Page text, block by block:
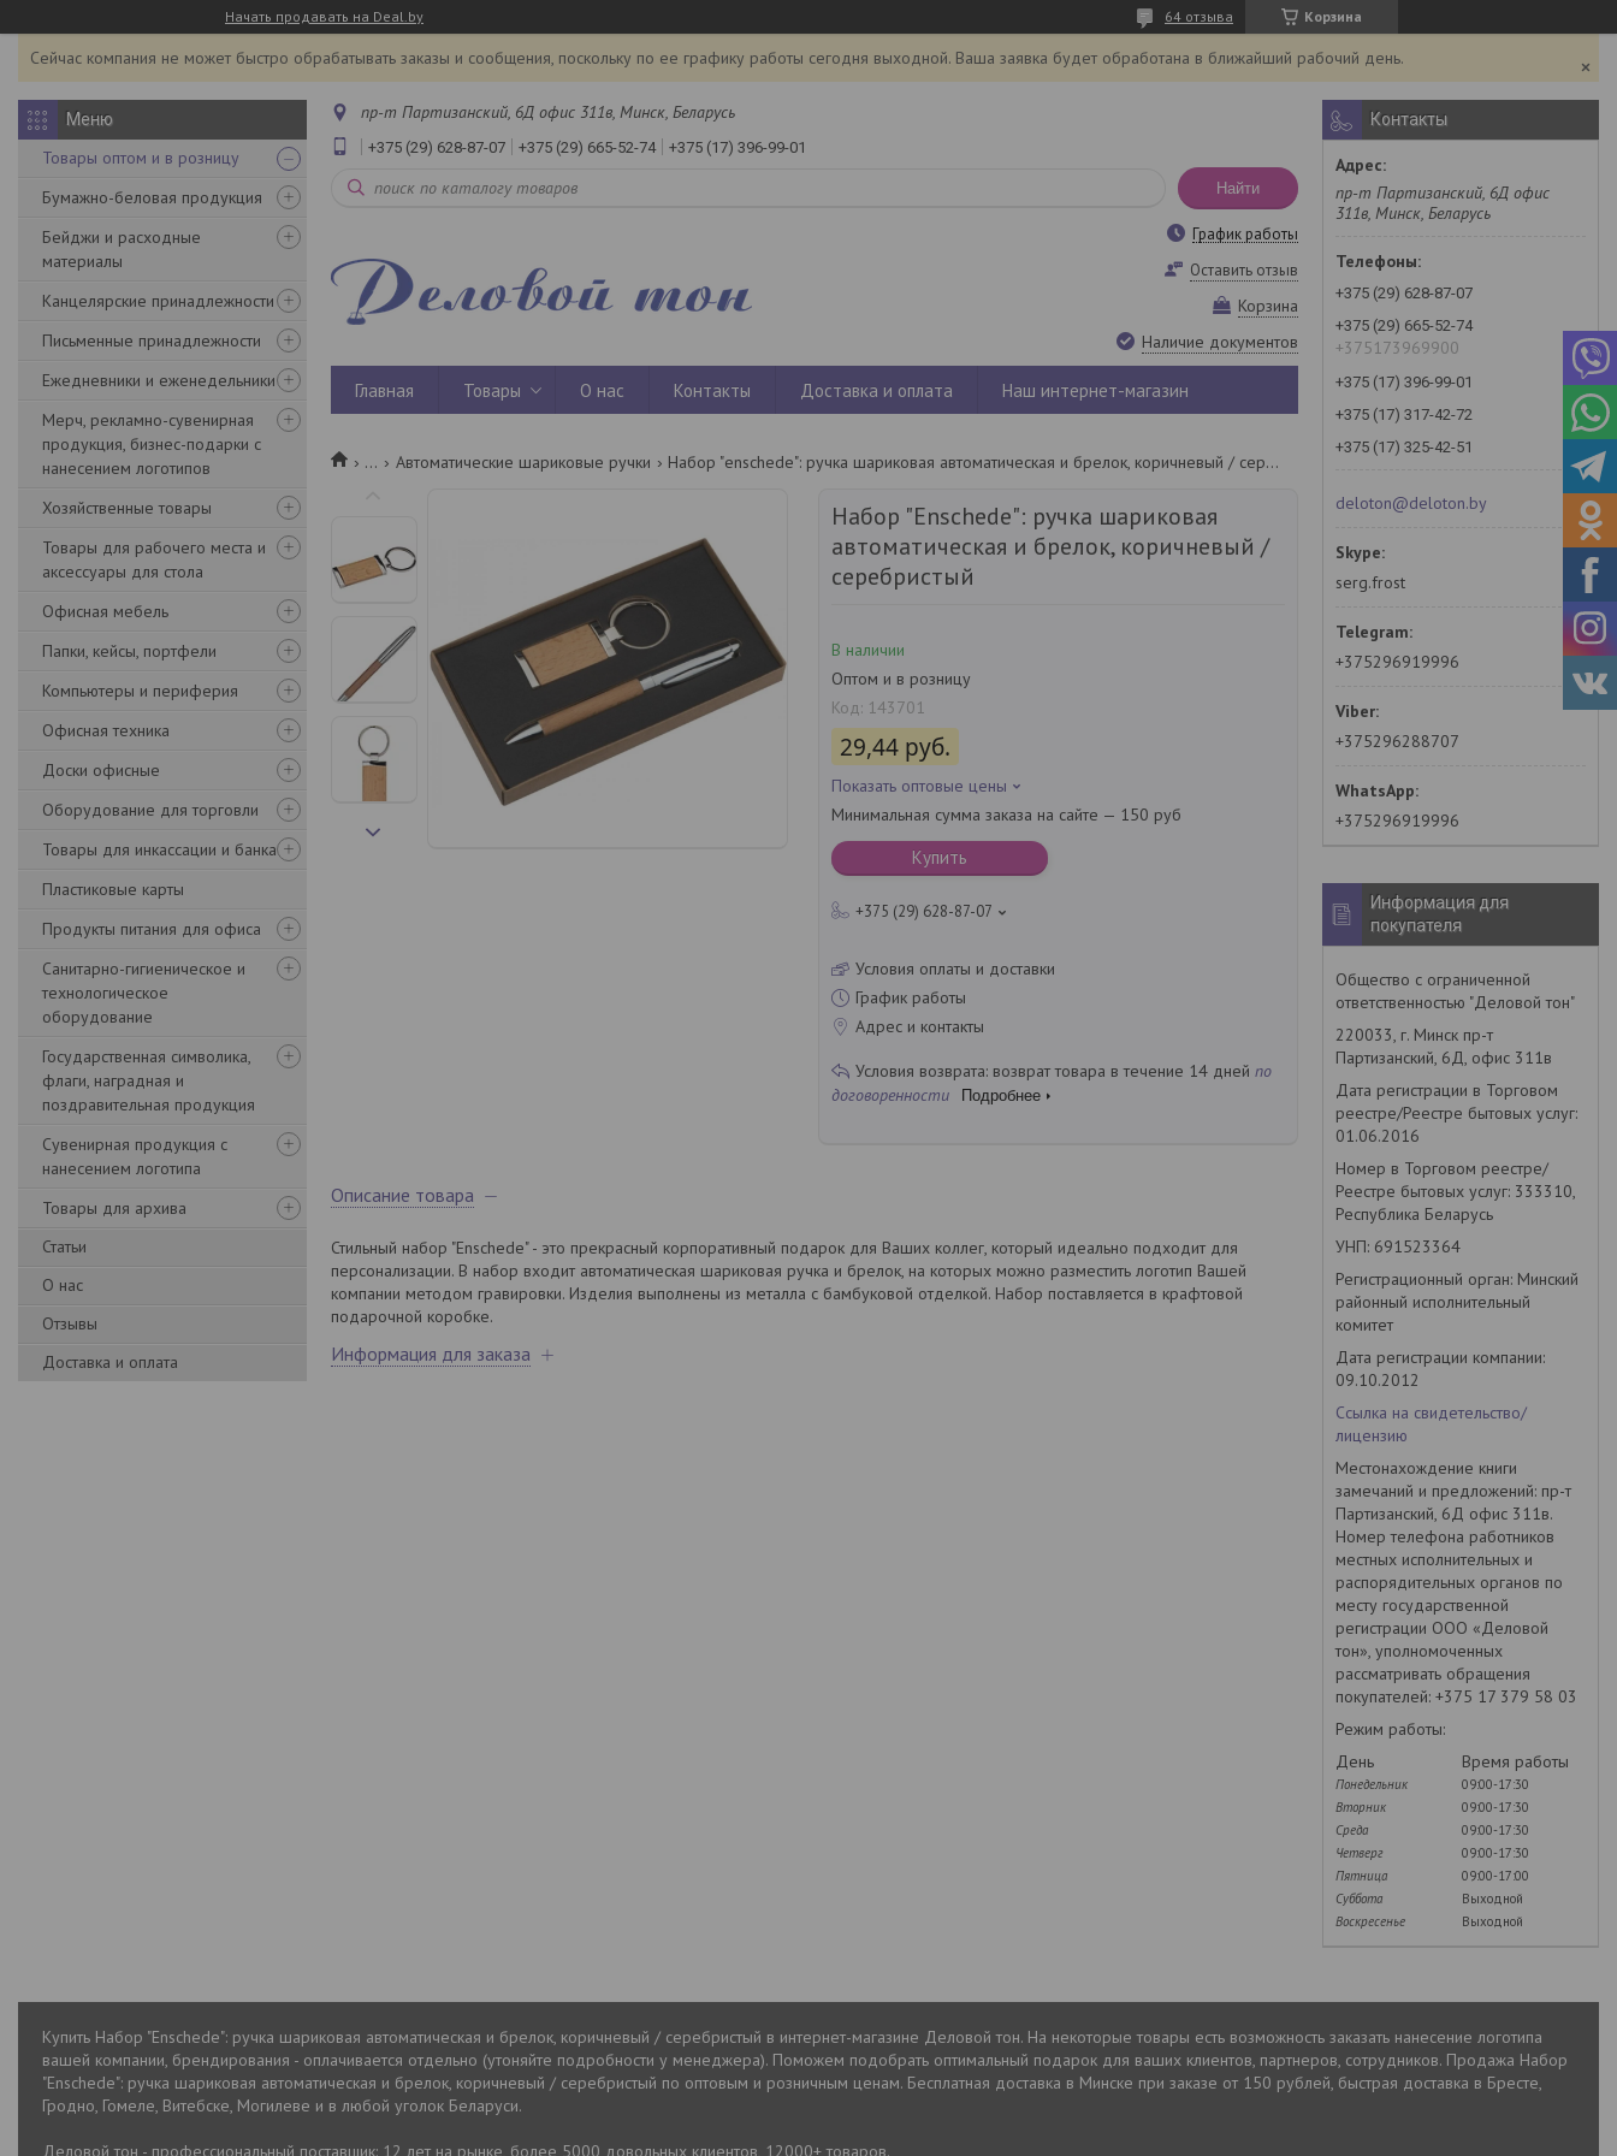
Начать продавать на Deal.by Корзина
64 отзыва
Сейчас компания не может быстро обрабатывать заказы и сообщения, поскольку по ее графику работы сегодня выходной. Ваша заявка будет обработана в ближайший рабочий день.
Товары оптом и в розницу
Бумажно-беловая продукция
Бейджи и расходные
материалы
Канцелярские принадлежности
Письменные принадлежности
Ежедневники и еженедельники
Мерч, рекламно-сувенирная
продукция, бизнес-подарки с
нанесением логотипов
Хозяйственные товары
Товары для рабочего места и
аксессуары для стола
Офисная мебель
Папки, кейсы, портфели
Компьютеры и периферия
Офисная техника
Доски офисные
Оборудование для торговли
Товары для инкассации и банка
Пластиковые карты
Продукты питания для офиса
Санитарно-гигиеническое и
технологическое
оборудование
Государственная символика,
флаги, наградная и
поздравительная продукция
Сувенирная продукция с
нанесением логотипа
Товары для архива
Статьи
О нас
Отзывы
Доставка и оплата
пр-т Партизанский, 6Д офис 311в, Минск, Беларусь
+375 (29) 628-87-07 +375 (29) 665-52-74 +375 (17) 396-99-01
Найти
График работы
Оставить отзыв
Корзина
Наличие документов
Главная Товары О нас Контакты Доставка и оплата Наш интернет-магазин
... Автоматические шариковые ручки Набор "enschede": ручка шариковая автоматическая и брелок, коричневый / серебристый
Набор "Enschede": ручка шариковая
автоматическая и брелок, коричневый /
серебристый
В наличии
Оптом и в розницу
Код: 143701
29,44 руб.
Показать оптовые цены
Минимальная сумма заказа на сайте — 150 руб
Купить
+375 (29) 628-87-07
Условия оплаты и доставки
График работы
Адрес и контакты
возврат товара в течение 14 дней по
договоренности
Подробнее
Описание товара
Стильный набор "Enschede" - это прекрасный корпоративный подарок для Ваших коллег, который идеально подходит для
персонализации. В набор входит автоматическая шариковая ручка и брелок, на которых можно разместить логотип Вашей
компании методом гравировки. Изделия выполнены из металла с бамбуковой отделкой. Набор поставляется в крафтовой
подарочной коробке.
Информация для заказа
Контакты
пр-т Партизанский, 6Д офис
311в, Минск, Беларусь
+375 (29) 628-87-07
+375 (29) 665-52-74
+375173969900
+375 (17) 396-99-01
+375 (17) 317-42-72
+375 (17) 325-42-51
deloton@deloton.by
serg.frost
+375296919996
+375296288707
+375296919996
Информация для
покупателя
Общество с ограниченной
ответственностью "Деловой тон"
220033, г. Минск пр-т
Партизанский, 6Д, офис 311в
Дата регистрации в Торговом
реестре/Реестре бытовых услуг:
01.06.2016
Номер в Торговом реестре/
Реестре бытовых услуг: 333310,
Республика Беларусь
УНП: 691523364
Регистрационный орган: Минский
районный исполнительный
комитет
Дата регистрации компании:
09.10.2012
Ссылка на свидетельство/
лицензию
Местонахождение книги
замечаний и предложений: пр-т
Партизанский, 6Д офис 311в.
Номер телефона работников
местных исполнительных и
распорядительных органов по
месту государственной
регистрации ООО «Деловой
тон», уполномоченных
рассматривать обращения
покупателей: +375 17 379 58 03
Режим работы:
День
Время работы
Понедельник
09:00-17:30
Вторник
09:00-17:30
Среда
09:00-17:30
Четверг
09:00-17:30
Пятница
09:00-17:00
Суббота
Выходной
Воскресенье
Выходной
Купить Набор "Enschede": ручка шариковая автоматическая и брелок, коричневый / серебристый в интернет-магазине Деловой тон. На некоторые товары есть возможность заказать нанесение логотипа
вашей компании, брендирования - оплачивается отдельно (утоняйте подробности у менеджера). Поможем подобрать оптимальный подарок для ваших клиентов, партнеров, сотрудников. Продажа Набор
"Enschede": ручка шариковая автоматическая и брелок, коричневый / серебристый по оптовым и розничным ценам. Бесплатная доставка в Минске при заказе от 150 рублей, быстрая доставка в Бресте,
Гродно, Гомеле, Витебске, Могилеве и в любой уголок Беларуси.
Деловой тон - профессиональный поставщик: 12 лет на рынке, более 5000 довольных клиентов, 12000+ товаров.